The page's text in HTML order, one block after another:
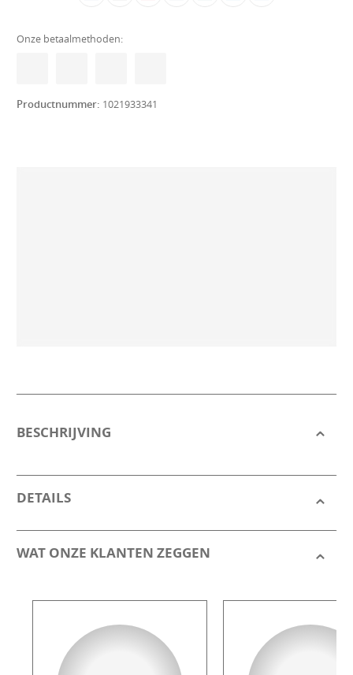
Onze betaalmethoden:
Productnummer: 1021933341
BESCHRIJVING
DETAILS
WAT ONZE KLANTEN ZEGGEN